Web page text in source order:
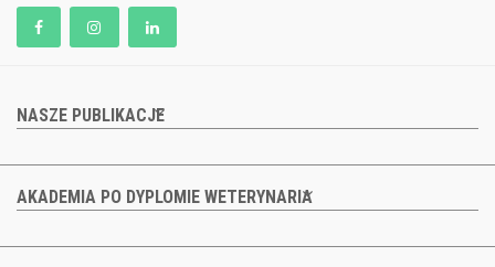
NASZE PUBLIKACJE
AKADEMIA PO DYPLOMIE WETERYNARIA